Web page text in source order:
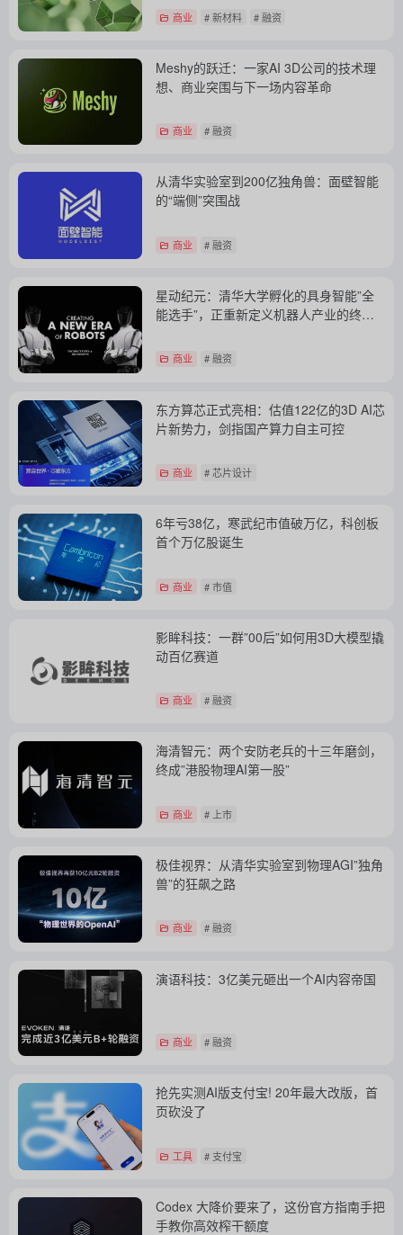
商业 # 新材料 # 融资
Meshy的跃迁：一家AI 3D公司的技术理
想、商业突围与下一场内容革命
商业 # 融资
从清华实验室到200亿独角兽：面壁智能
的“端侧”突围战
商业 # 融资
星动纪元：清华大学孵化的具身智能”全
能选手”，正重新定义机器人产业的终局
商业 # 融资
东方算芯正式亮相：估值122亿的3D AI芯
片新势力，剑指国产算力自主可控
商业 # 芯片设计
6年亏38亿，寒武纪市值破万亿，科创板
首个万亿股诞生
商业 # 市值
影眸科技：一群”00后”如何用3D大模型撬
动百亿赛道
商业 # 融资
海清智元：两个安防老兵的十三年磨剑，
终成”港股物理AI第一股”
商业 # 上市
极佳视界：从清华实验室到物理AGI”独角
兽”的狂飙之路
商业 # 融资
演语科技：3亿美元砸出一个AI内容帝国
商业 # 融资
抢先实测AI版支付宝! 20年最大改版，首
页砍没了
工具 # 支付宝
Codex 大降价要来了，这份官方指南手把
手教你高效榨干额度